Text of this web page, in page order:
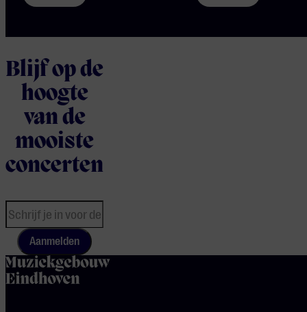
Blijf op de
hoogte
van de
mooiste
concerten
Aanmelden